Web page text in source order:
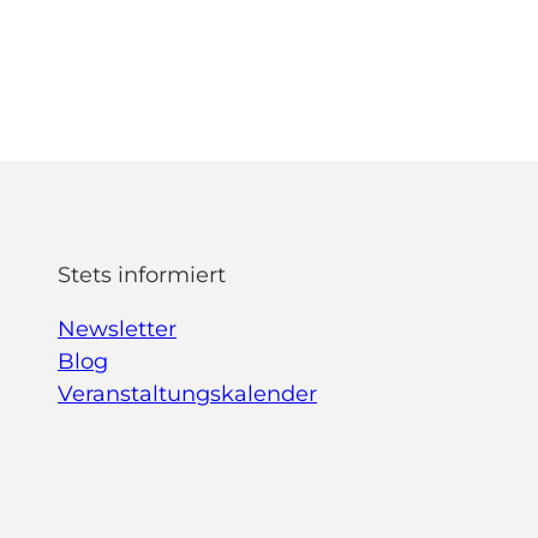
Stets informiert
Newsletter
Blog
Veranstaltungskalender